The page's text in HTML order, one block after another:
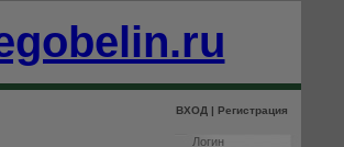
ВХОД | Регистрация